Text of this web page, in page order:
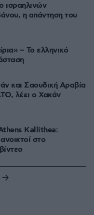
ισραηλινών
η απάντηση του
– Το ελληνικό
και Σαουδική Αραβία
λέει ο Χακάν
Kallithea:
στο